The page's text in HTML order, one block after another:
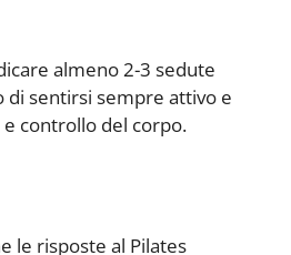
almeno 2-3 sedute
sentirsi sempre attivo e
controllo del corpo.
le risposte al Pilates